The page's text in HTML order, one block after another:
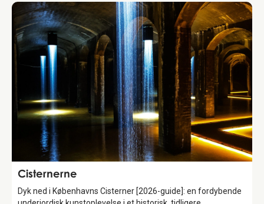
Attraction
Cisternerne
Dyk ned i Københavns Cisterner [2026-guide]: en fordybende